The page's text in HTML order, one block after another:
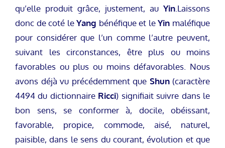
qu’elle produit grâce, justement, au Yin.Laissons
donc de coté leYang bénéfique et leYin maléfique
pour considérer que l’un comme l’autre peuvent,
suivant les circonstances, être plus ou moins
favorables ou plus ou moins défavorables. Nous
avons déjà vu précédemment que Shun(caractère
4494 du dictionnaire Ricci) signifiait suivre dans le
bon sens, se conformer à, docile, obéissant,
favorable, propice, commode, aisé, naturel,
paisible, dans le sens du courant, évolution et que